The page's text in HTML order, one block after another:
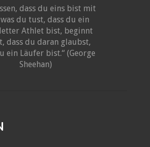
dass du eins bist mit
du tust, dass du ein
Athlet bist, beginnt
dass du daran glaubst,
ein Läufer bist.“ (George
Sheehan)